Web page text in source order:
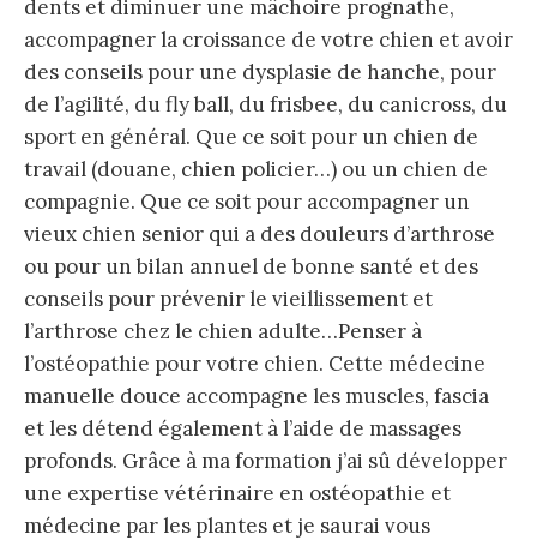
dents et diminuer une mâchoire prognathe,
accompagner la croissance de votre chien et avoir
des conseils pour une dysplasie de hanche, pour
de l’agilité, du fly ball, du frisbee, du canicross, du
sport en général. Que ce soit pour un chien de
travail (douane, chien policier…) ou un chien de
compagnie. Que ce soit pour accompagner un
vieux chien senior qui a des douleurs d’arthrose
ou pour un bilan annuel de bonne santé et des
conseils pour prévenir le vieillissement et
l’arthrose chez le chien adulte…Penser à
l’ostéopathie pour votre chien. Cette médecine
manuelle douce accompagne les muscles, fascia
et les détend également à l’aide de massages
profonds. Grâce à ma formation j’ai sû développer
une expertise vétérinaire en ostéopathie et
médecine par les plantes et je saurai vous